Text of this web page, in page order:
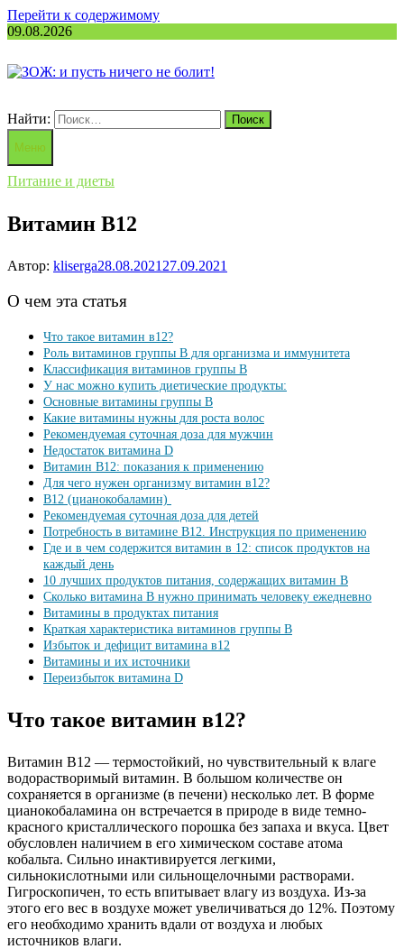
Перейти к содержимому
09.08.2026
Найти:
Меню
Питание и диеты
Витамин В12
Автор: kliserga28.08.2021 27.09.2021
О чем эта статья
Что такое витамин в12?
Роль витаминов группы В для организма и иммунитета
Классификация витаминов группы B
У нас можно купить диетические продукты:
Основные витамины группы B
Какие витамины нужны для роста волос
Рекомендуемая суточная доза для мужчин
Недостаток витамина D
Витамин В12: показания к применению
Для чего нужен организму витамин в12?
B12 (цианокобаламин)
Рекомендуемая суточная доза для детей
Потребность в витамине В12. Инструкция по применению
Где и в чем содержится витамин в 12: список продуктов на
каждый день
10 лучших продуктов питания, содержащих витамин В
Сколько витамина B нужно принимать человеку ежедневно
Витамины в продуктах питания
Краткая характеристика витаминов группы В
Избыток и дефицит витамина в12
Витамины и их источники
Переизбыток витамина D
Что такое витамин в12?
Витамин B12 — термостойкий, но чувствительный к влаге
водорастворимый витамин. В большом количестве он
сохраняется в организме (в печени) несколько лет. В форме
цианокобаламина он встречается в природе в виде темно-
красного кристаллического порошка без запаха и вкуса. Цвет
обусловлен наличием в его химическом составе атома
кобальта. Сильно инактивируется легкими,
сильнокислотными или сильнощелочными растворами.
Гигроскопичен, то есть впитывает влагу из воздуха. Из-за
этого его вес в воздухе может увеличиваться до 12%. Поэтому
его необходимо хранить вдали от воздуха и любых
источников влаги.